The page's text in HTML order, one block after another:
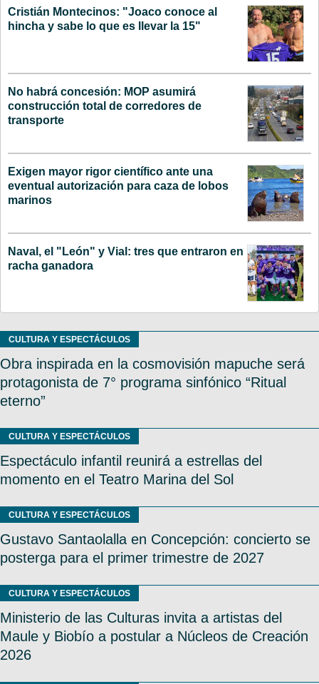
Cristián Montecinos: "Joaco conoce al
hincha y sabe lo que es llevar la 15"
No habrá concesión: MOP asumirá
construcción total de corredores de
transporte
Exigen mayor rigor científico ante una
eventual autorización para caza de lobos
marinos
Naval, el "León" y Vial: tres que entraron en
racha ganadora
CULTURA Y ESPECTÁCULOS
Obra inspirada en la cosmovisión mapuche será
protagonista de 7° programa sinfónico “Ritual
eterno”
CULTURA Y ESPECTÁCULOS
Espectáculo infantil reunirá a estrellas del
momento en el Teatro Marina del Sol
CULTURA Y ESPECTÁCULOS
Gustavo Santaolalla en Concepción: concierto se
posterga para el primer trimestre de 2027
CULTURA Y ESPECTÁCULOS
Ministerio de las Culturas invita a artistas del
Maule y Biobío a postular a Núcleos de Creación
2026